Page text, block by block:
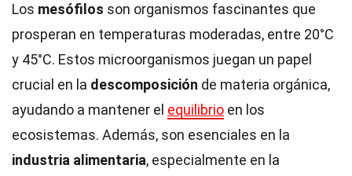
Los mesófilos son organismos fascinantes que
prosperan en temperaturas moderadas, entre 20°C
y 45°C. Estos microorganismos juegan un papel
crucial en la descomposición de materia orgánica,
ayudando a mantener el equilibrio en los
ecosistemas. Además, son esenciales en la
industria alimentaria, especialmente en la